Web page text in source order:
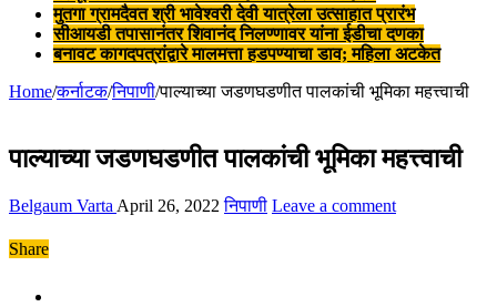
मुतगा ग्रामदैवत श्री भावेश्वरी देवी यात्रेला उत्साहात प्रारंभ
सीआयडी तपासानंतर शिवानंद निलण्णावर यांना ईडीचा दणका
बनावट कागदपत्रांद्वारे मालमत्ता हडपण्याचा डाव; महिला अटकेत
Home/कर्नाटक/निपाणी/पाल्याच्या जडणघडणीत पालकांची भूमिका महत्त्वाची
पाल्याच्या जडणघडणीत पालकांची भूमिका महत्त्वाची
Belgaum Varta April 26, 2022 निपाणी Leave a comment
Share